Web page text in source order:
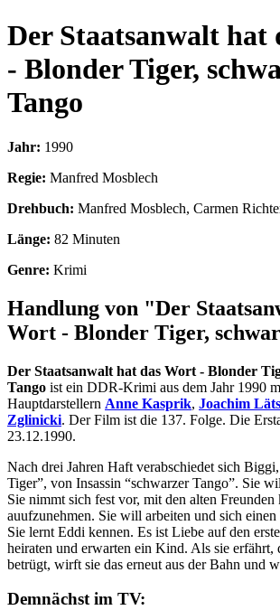
Der Staatsanwalt hat
- Blonder Tiger,
Tango
Jahr: 1990
Regie: Manfred Mosblech
Drehbuch: Manfred Mosblech, Carmen
Länge: 82 Minuten
Genre: Krimi
Handlung von "Der
Wort - Blonder Tiger,
Der Staatsanwalt hat das Wort - Blonder
Tango ist ein DDR-Krimi aus dem Jahr 1990
Hauptdarstellern Anne Kasprik, Joachim
Zglinicki. Der Film ist die 137. Folge. Die
23.12.1990.
Nach drei Jahren Haft verabschiedet sich
Tiger”, von Insassin “schwarzer Tango”. Sie
Sie nimmt sich fest vor, mit den alten
auufzunehmen. Sie will arbeiten und sich einen
Sie lernt Eddi kennen. Es ist Liebe auf den
heiraten und erwarten ein Kind. Als sie erfährt,
betrügt, wirft sie das erneut aus der Bahn und
Demnächst im TV: